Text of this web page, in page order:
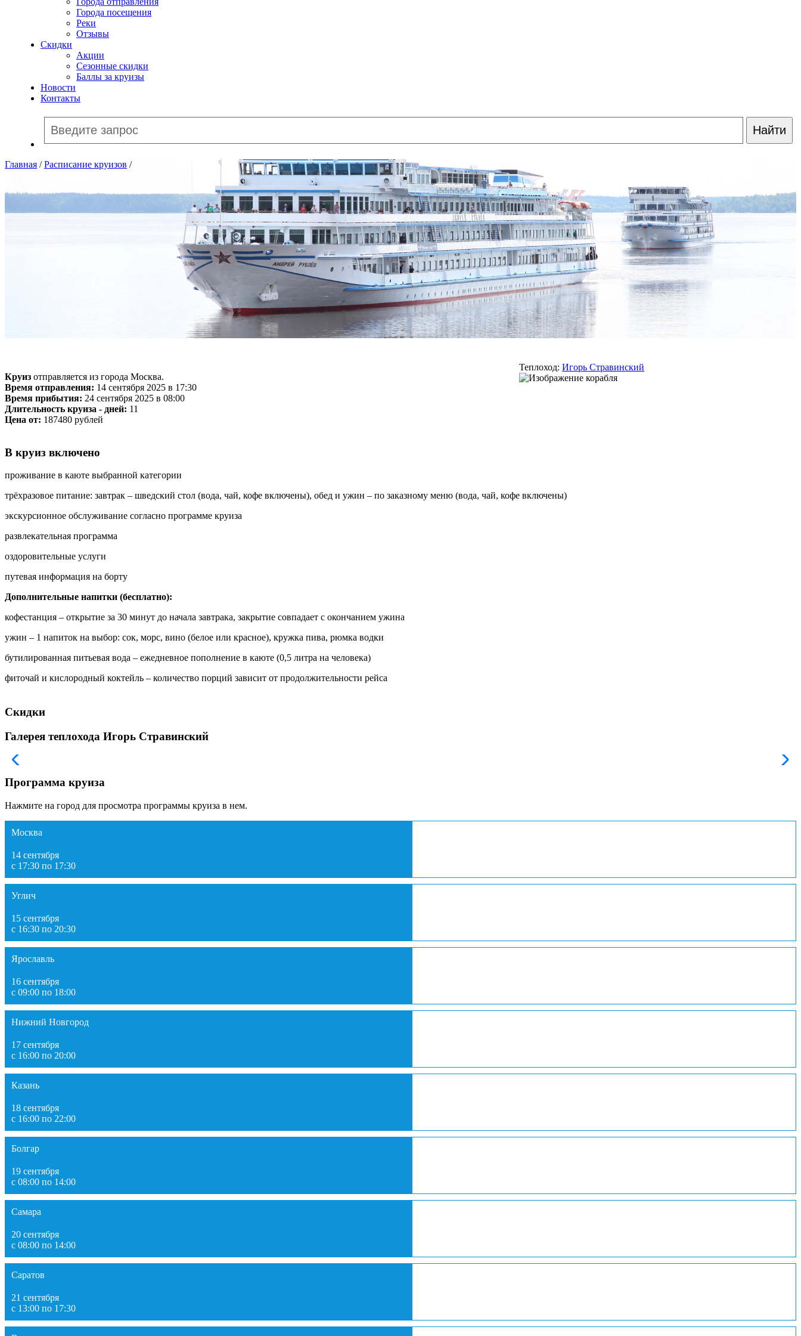
Города посещения
Реки
Отзывы
Скидки
Акции
Сезонные скидки
Баллы за круизы
Новости
Контакты
Главная /Расписание круизов /
Круиз отправляется из города Москва.
Время отправления: 14 сентября 2025 в 17:30
Время прибытия: 24 сентября 2025 в 08:00
Длительность круиза - дней: 11
Цена от: 187480 рублей
Теплоход:Игорь Стравинский
В круиз включено
проживание в каюте выбранной категории
трёхразовое питание: завтрак – шведский стол (вода, чай, кофе включены), обед и ужин – по заказному меню (вода, чай, кофе включены)
экскурсионное обслуживание согласно программе круиза
развлекательная программа
оздоровительные услуги
путевая информация на борту
Дополнительные напитки (бесплатно):
кофестанция – открытие за 30 минут до начала завтрака, закрытие совпадает с окончанием ужина
ужин – 1 напиток на выбор: сок, морс, вино (белое или красное), кружка пива, рюмка водки
бутилированная питьевая вода – ежедневное пополнение в каюте (0,5 литра на человека)
фиточай и кислородный коктейль – количество порций зависит от продолжительности рейса
Скидки
Галерея теплохода Игорь Стравинский
Программа круиза
Нажмите на город для просмотра программы круиза в нем.
Москва
14 сентября
с 17:30 по 17:30
Углич
15 сентября
с 16:30 по 20:30
Ярославль
16 сентября
с 09:00 по 18:00
Нижний Новгород
17 сентября
с 16:00 по 20:00
Казань
18 сентября
с 16:00 по 22:00
Болгар
19 сентября
с 08:00 по 14:00
Самара
20 сентября
с 08:00 по 14:00
Саратов
21 сентября
с 13:00 по 17:30